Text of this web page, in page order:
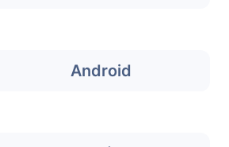
Android